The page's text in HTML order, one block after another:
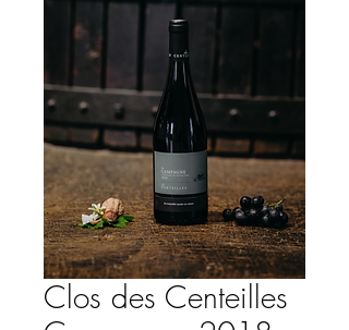
Clos des Centeilles